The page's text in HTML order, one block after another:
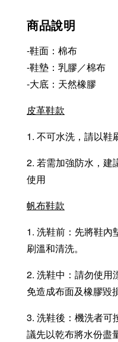
商品說明
-鞋面：棉布
-鞋墊：乳膠／棉布
-大底：天然橡膠
皮革鞋款
1. 不可水洗，請以鞋
2. 若需加強防水，建
使用
帆布鞋款
1. 洗鞋前：先將鞋內
刷溫和清洗。
2. 洗鞋中：請勿使用
免造成布面及橡膠毀
3. 洗鞋後：機洗者可
議先以乾布將水份盡